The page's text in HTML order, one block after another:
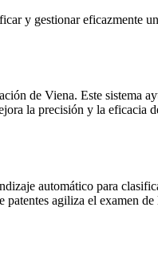
y gestionar eficazmente
de Viena. Este sistema
la precisión y la eficacia
automático para
agiliza el examen de